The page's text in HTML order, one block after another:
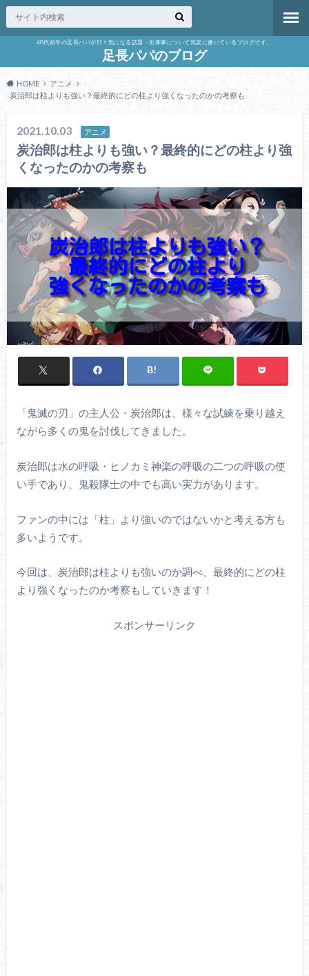
40代前半の足長パパが日々気になる話題・出来事について気楽に書いているブログです。
足長パパのブログ
HOME
アニメ
炭治郎は柱よりも強い？最終的にどの柱より強くなったのかの考察も
2021.10.03 アニメ
炭治郎は柱よりも強い？最終的にどの柱より強
くなったのかの考察も
「鬼滅の刃」の主人公・炭治郎は、様々な試練を乗り越え
ながら多くの鬼を討伐してきました。
炭治郎は水の呼吸・ヒノカミ神楽の呼吸の二つの呼吸の使
い手であり、鬼殺隊士の中でも高い実力があります。
ファンの中には「柱」より強いのではないかと考える方も
多いようです。
今回は、炭治郎は柱よりも強いのか調べ、最終的にどの柱
より強くなったのか考察もしていきます！
スポンサーリンク